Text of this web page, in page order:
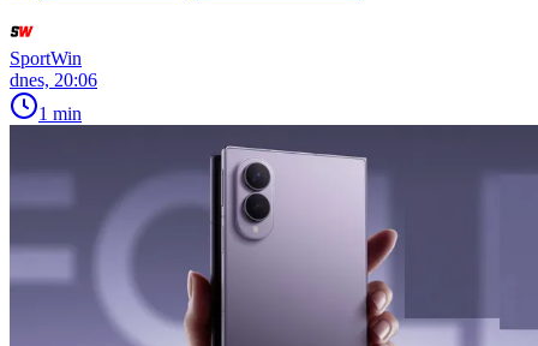
SportWin
dnes, 20:06
1 min